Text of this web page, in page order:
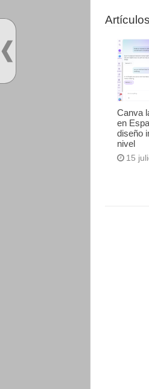
Canva
en
diseño
nivel
15